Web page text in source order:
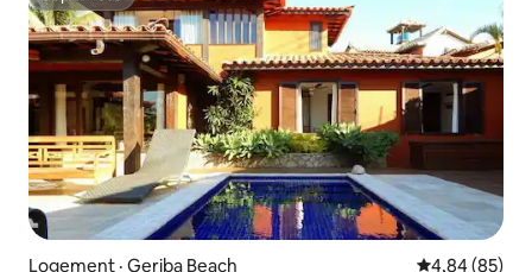
Logement · Geriba Beach Note
4,84 (85)